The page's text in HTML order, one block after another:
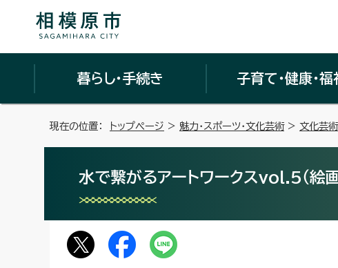
暮らし・手続き 子育て・健康・福
現在の位置： トップページ > 魅力・スポーツ・文化芸術> 文化芸術
水で繋がるアートワークスvol.5（絵画